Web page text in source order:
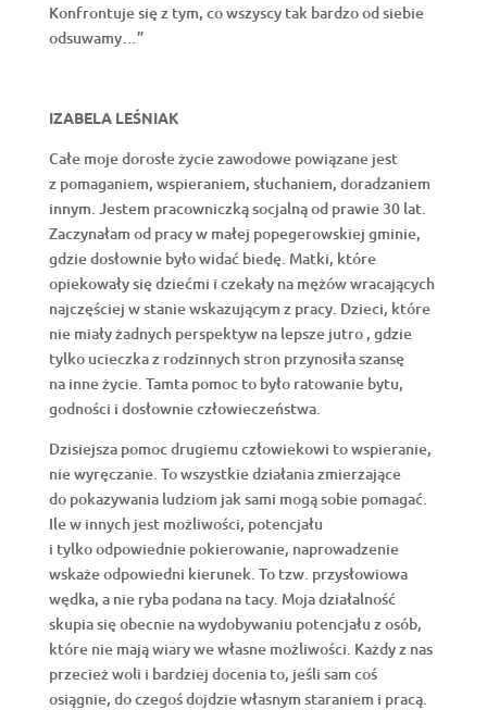
Konfrontuje się z tym, co wszyscy tak bardzo od siebie
odsuwamy…”
IZABELA LEŚNIAK
Całe moje dorosłe życie zawodowe powiązane jest
z pomaganiem, wspieraniem, słuchaniem, doradzaniem
innym. Jestem pracowniczką socjalną od prawie 30 lat.
Zaczynałam od pracy w małej popegerowskiej gminie,
gdzie dosłownie było widać biedę. Matki, które
opiekowały się dziećmi i czekały na mężów wracających
najczęściej w stanie wskazującym z pracy. Dzieci, które
nie miały żadnych perspektyw na lepsze jutro , gdzie
tylko ucieczka z rodzinnych stron przynosiła szansę
na inne życie. Tamta pomoc to było ratowanie bytu,
godności i dosłownie człowieczeństwa.
Dzisiejsza pomoc drugiemu człowiekowi to wspieranie,
nie wyręczanie. To wszystkie działania zmierzające
do pokazywania ludziom jak sami mogą sobie pomagać.
Ile w innych jest możliwości, potencjału
i tylko odpowiednie pokierowanie, naprowadzenie
wskaże odpowiedni kierunek. To tzw. przysłowiowa
wędka, a nie ryba podana na tacy. Moja działalność
skupia się obecnie na wydobywaniu potencjału z osób,
które nie mają wiary we własne możliwości. Każdy z nas
przecież woli i bardziej docenia to, jeśli sam coś
osiągnie, do czegoś dojdzie własnym staraniem i pracą.